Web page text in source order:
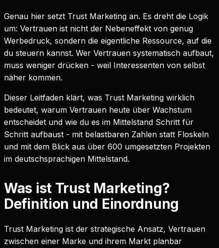
Genau hier setzt Trust Marketing an. Es dreht die Logik
um: Vertrauen ist nicht der Nebeneffekt von genug
Werbedruck, sondern die eigentliche Ressource, auf die
du steuern kannst. Wer Vertrauen systematisch aufbaut,
muss weniger drücken - weil Interessenten von selbst
näher kommen.
Dieser Leitfaden klärt, was Trust Marketing wirklich
bedeutet, warum Vertrauen heute über Wachstum
entscheidet und wie du es im Mittelstand Schritt für
Schritt aufbaust - mit belastbaren Zahlen statt Floskeln
und mit dem Blick aus über 600 umgesetzten Projekten
im deutschsprachigen Mittelstand.
Was ist Trust Marketing?
Definition und Einordnung
Trust Marketing ist der strategische Ansatz, Vertrauen
zwischen einer Marke und ihrem Markt planbar